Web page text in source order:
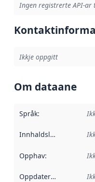
Ingen registrerte API-
Ikkje oppgitt
Om dataane
Språk:
Innhaldsleverandørar :
Opphav:
Oppdateringsfrekvens :